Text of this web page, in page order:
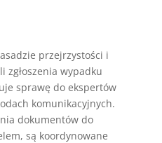
przejrzystości i
zgłoszenia wypadku
sprawę do ekspertów
komunikacyjnych.
dokumentów do
są koordynowane